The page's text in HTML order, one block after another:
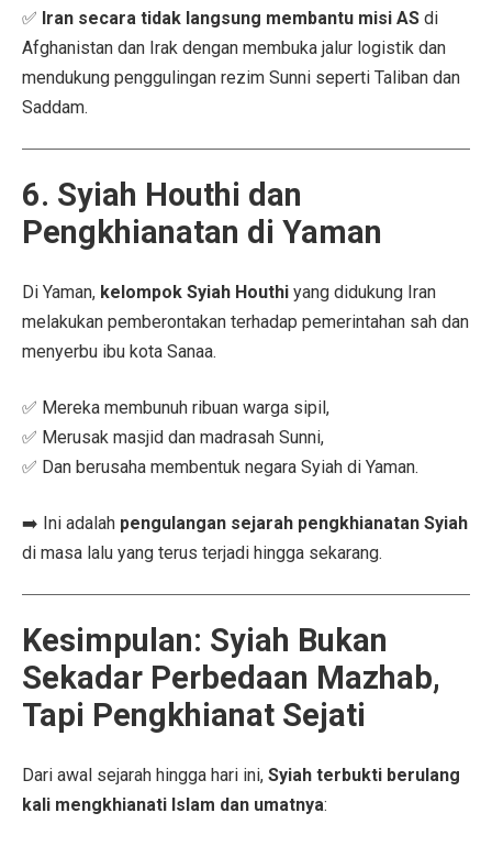
✅ Iran secara tidak langsung membantu misi AS di
Afghanistan dan Irak dengan membuka jalur logistik dan
mendukung penggulingan rezim Sunni seperti Taliban dan
Saddam.
6. Syiah Houthi dan
Pengkhianatan di Yaman
Di Yaman, kelompok Syiah Houthi yang didukung Iran
melakukan pemberontakan terhadap pemerintahan sah dan
menyerbu ibu kota Sanaa.
✅ Mereka membunuh ribuan warga sipil,
✅ Merusak masjid dan madrasah Sunni,
✅ Dan berusaha membentuk negara Syiah di Yaman.
➡️ Ini adalah pengulangan sejarah pengkhianatan Syiah
di masa lalu yang terus terjadi hingga sekarang.
Kesimpulan: Syiah Bukan
Sekadar Perbedaan Mazhab,
Tapi Pengkhianat Sejati
Dari awal sejarah hingga hari ini, Syiah terbukti berulang
kali mengkhianati Islam dan umatnya: